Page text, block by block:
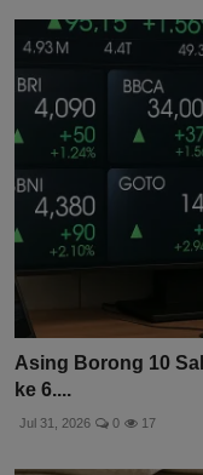
Asing Borong 10
ke 6....
Jul 31, 2026 0 17